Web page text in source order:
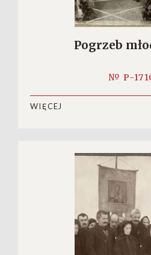
Pogrzeb
№ P-
WIĘCEJ